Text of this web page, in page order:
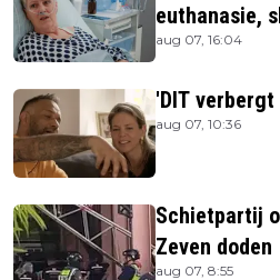
euthanasie,
is
aug 07, 16:04
'DIT
aug 07, 10:36
Schietpartij
Zeven doden
aug 07, 8:55